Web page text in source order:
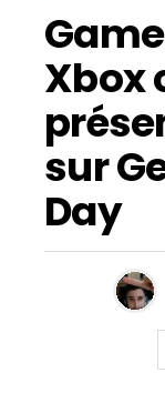
Xbox
sur
Day